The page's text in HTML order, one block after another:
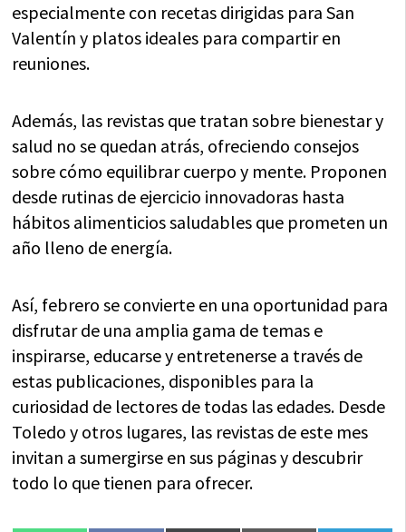
especialmente con recetas dirigidas para San
Valentín y platos ideales para compartir en
reuniones.
Además, las revistas que tratan sobre bienestar y
salud no se quedan atrás, ofreciendo consejos
sobre cómo equilibrar cuerpo y mente. Proponen
desde rutinas de ejercicio innovadoras hasta
hábitos alimenticios saludables que prometen un
año lleno de energía.
Así, febrero se convierte en una oportunidad para
disfrutar de una amplia gama de temas e
inspirarse, educarse y entretenerse a través de
estas publicaciones, disponibles para la
curiosidad de lectores de todas las edades. Desde
Toledo y otros lugares, las revistas de este mes
invitan a sumergirse en sus páginas y descubrir
todo lo que tienen para ofrecer.